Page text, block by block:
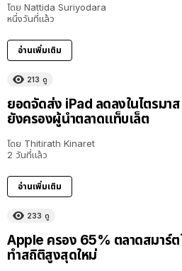
โดย Nattida Suriyodara
หนึ่งวันที่แล้ว
อ่านเพิ่มเติม
213 ดู
ยอดจัดส่ง iPad ลดลงในไตรม
ยังครองผู้นำตลาดแท็บเล็ต
โดย Thitirath Kinaret
2 วันที่แล้ว
อ่านเพิ่มเติม
233 ดู
Apple ครอง 65% ตลาดสมาร์
ทำสถิติสูงสุดใหม่